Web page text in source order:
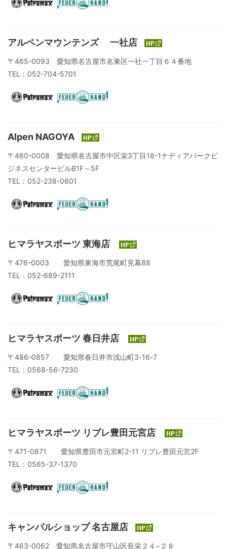
アルペンマウンテンズ 一社店
〒465-0093 愛知県名古屋市名東区一社一丁目６４番地
TEL：052-704-5701
Alpen NAGOYA
〒460-0008 愛知県名古屋市中区栄3丁目18-1ナディアパークビ
ジネスセンタービルB1F～5F
TEL：052-238-0601
ヒマラヤスポーツ 東海店
〒476-0003 愛知県東海市荒尾町見幕88
TEL：052-689-2111
ヒマラヤスポーツ 春日井店
〒486-0857 愛知県春日井市浅山町3-16-7
TEL：0568-56-7230
ヒマラヤスポーツ リブレ豊田元宮店
〒471-0871 愛知県豊田市元宮町2-11 リブレ豊田元宮2F
TEL：0565-37-1370
キャンパルショップ 名古屋店
〒463-0062 愛知県名古屋市守山区長栄２４−２８